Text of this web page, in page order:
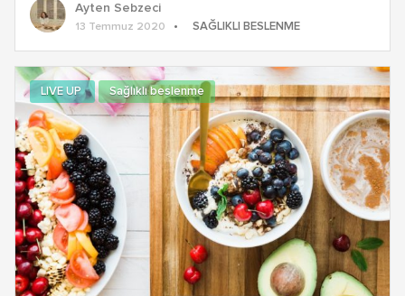
Ayten Sebzeci
13 Temmuz 2020 SAĞLIKLI BESLENME
LIVE UP Sağlıklı beslenme